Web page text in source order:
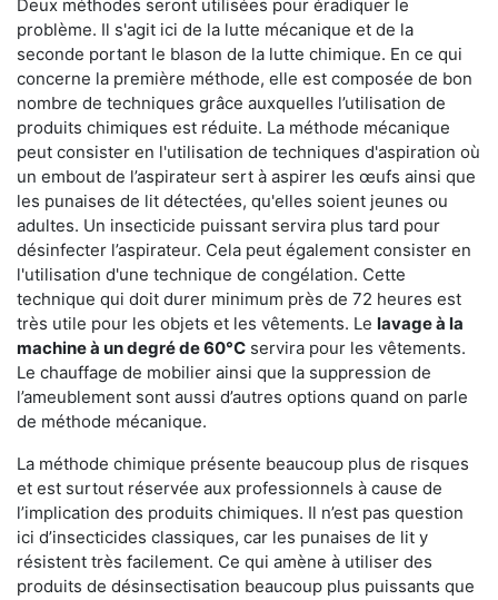
Deux méthodes seront utilisées pour éradiquer le
problème. Il s'agit ici de la lutte mécanique et de la
seconde portant le blason de la lutte chimique. En ce qui
concerne la première méthode, elle est composée de bon
nombre de techniques grâce auxquelles l’utilisation de
produits chimiques est réduite. La méthode mécanique
peut consister en l'utilisation de techniques d'aspiration où
un embout de l’aspirateur sert à aspirer les œufs ainsi que
les punaises de lit détectées, qu'elles soient jeunes ou
adultes. Un insecticide puissant servira plus tard pour
désinfecter l’aspirateur. Cela peut également consister en
l'utilisation d'une technique de congélation. Cette
technique qui doit durer minimum près de 72 heures est
très utile pour les objets et les vêtements. Le lavage à la
machine à un degré de 60°C servira pour les vêtements.
Le chauffage de mobilier ainsi que la suppression de
l’ameublement sont aussi d’autres options quand on parle
de méthode mécanique.
La méthode chimique présente beaucoup plus de risques
et est surtout réservée aux professionnels à cause de
l’implication des produits chimiques. Il n’est pas question
ici d’insecticides classiques, car les punaises de lit y
résistent très facilement. Ce qui amène à utiliser des
produits de désinsectisation beaucoup plus puissants que